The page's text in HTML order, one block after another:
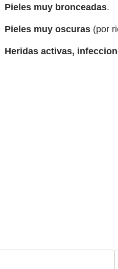
Pieles muy bronceadas.
Pieles muy oscuras(por
Heridas activas,